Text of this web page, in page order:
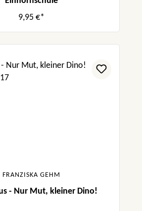
9,95 €*
FRANZISKA GEHM
- Nur Mut, kleiner Dino!